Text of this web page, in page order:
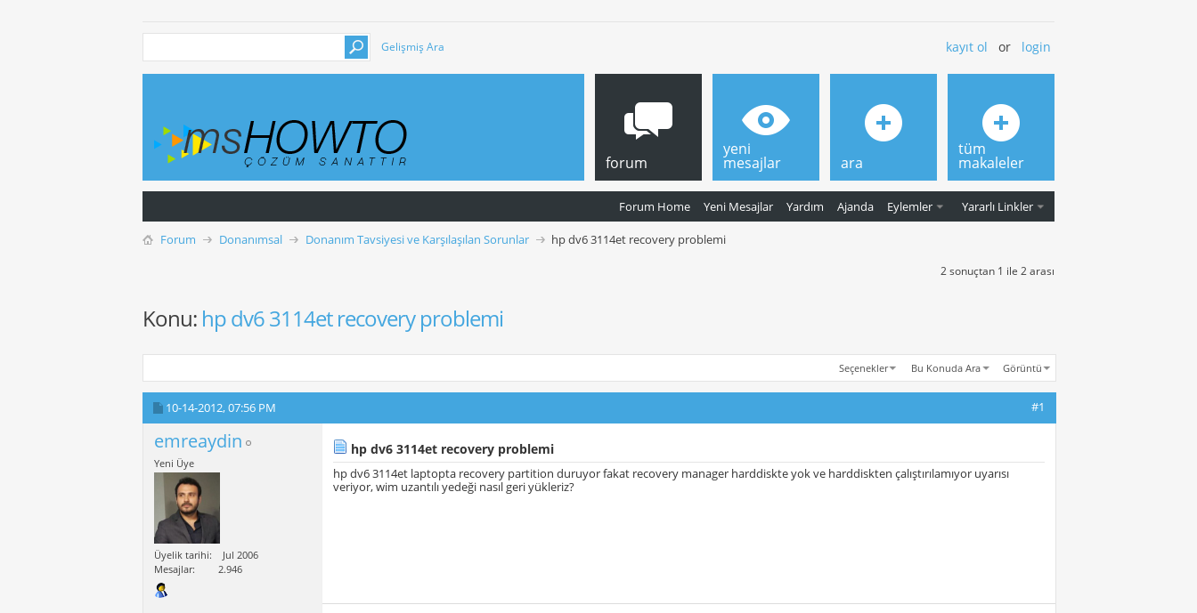
Gelişmiş Ara kayıt ol or login
forum
Forum Home Yeni Mesajlar Yardım Ajanda Eylemler Yararlı Linkler
yeni
mesajlar ara
tüm
makaleler
Forum Donanımsal Donanım Tavsiyesi ve Karşılaşılan Sorunlar hp dv6 3114et recovery problemi
2 sonuçtan 1 ile 2 arası
Konu: hp dv6 3114et recovery problemi
Seçenekler Bu Konuda Ara Görüntü
10-14-2012,07:56 PM #1
emreaydin
Yeni Üye
Üyelik tarihi
Jul 2006
Mesajlar
2.946
hp dv6 3114et recovery problemi
hp dv6 3114et laptopta recovery partition duruyor fakat recovery manager harddiskte yok ve harddiskten çalıştırılamıyor uyarısı
veriyor, wim uzantılı yedeği nasıl geri yükleriz?